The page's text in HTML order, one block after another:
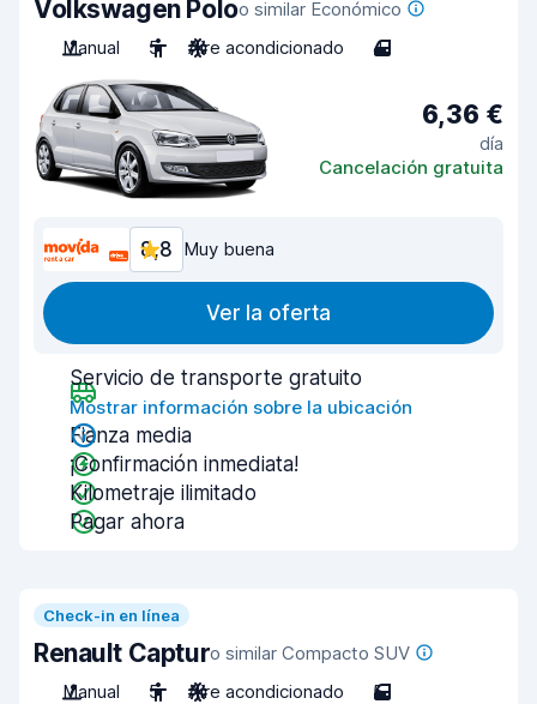
Volkswagen Poloo similar Económico
Manual
5 Aire acondicionado 4
6,36 €
día
Cancelación gratuita
8,8 Muy buena
Ver la oferta
Servicio de transporte gratuito
Mostrar información sobre la ubicación
Fianza media
¡Confirmación inmediata!
Kilometraje ilimitado
Pagar ahora
Check-in en línea
Renault Capturo similar Compacto SUV
Manual
5 Aire acondicionado 5